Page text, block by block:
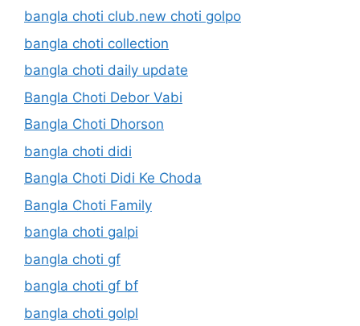
bangla choti club.new choti golpo
bangla choti collection
bangla choti daily update
Bangla Choti Debor Vabi
Bangla Choti Dhorson
bangla choti didi
Bangla Choti Didi Ke Choda
Bangla Choti Family
bangla choti galpi
bangla choti gf
bangla choti gf bf
bangla choti golpl